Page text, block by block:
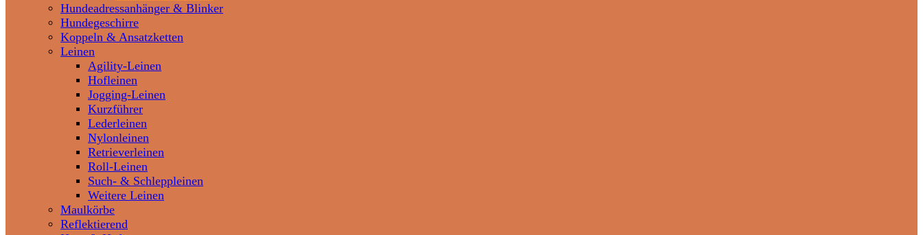
Hundeadressanhänger & Blinker
Hundegeschirre
Koppeln & Ansatzketten
Leinen
Agility-Leinen
Hofleinen
Jogging-Leinen
Kurzführer
Lederleinen
Nylonleinen
Retrieverleinen
Roll-Leinen
Such- & Schleppleinen
Weitere Leinen
Maulkörbe
Reflektierend